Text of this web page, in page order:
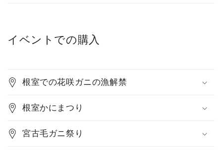
イベントでの購入
根室での花咲ガニの漁解禁
根室かにまつり
宮古毛ガニ祭り